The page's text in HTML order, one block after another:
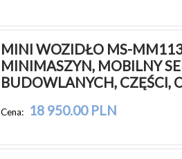
MINI WOZIDŁO MS-
MINIMASZYN, MOBILNY
BUDOWLANYCH, CZĘŚCI,
Cena: 18 950.00 PLN